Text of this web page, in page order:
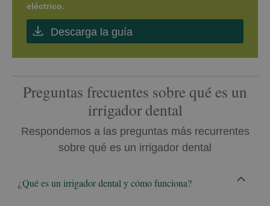
eléctrico.
Descarga la guía
Preguntas frecuentes sobre qué es un
irrigador dental
Respondemos a las preguntas más recurrentes
sobre qué es un irrigador dental
¿Qué es un irrigador dental y cómo funciona?